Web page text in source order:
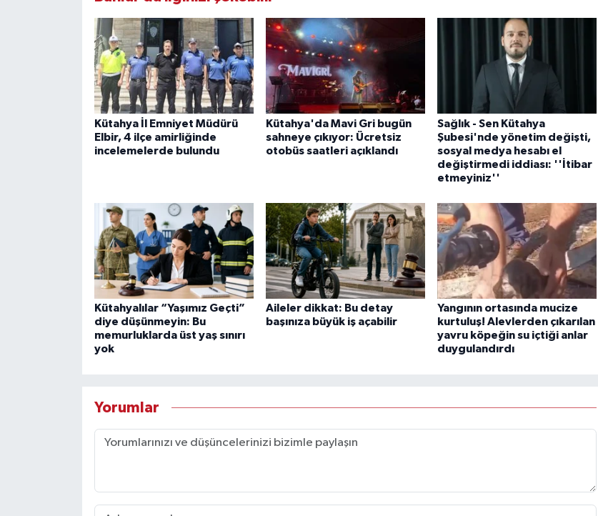
Kütahya İl Emniyet Müdürü
Elbir, 4 ilçe amirliğinde
incelemelerde bulundu
Kütahya'da Mavi Gri bugün
sahneye çıkıyor: Ücretsiz
otobüs saatleri açıklandı
Sağlık - Sen Kütahya
Şubesi'nde yönetim değişti,
sosyal medya hesabı el
değiştirmedi iddiası: ''İtibar
etmeyiniz''
Kütahyalılar “Yaşımız Geçti”
diye düşünmeyin: Bu
memurluklarda üst yaş sınırı
yok
Aileler dikkat: Bu detay
başınıza büyük iş açabilir
Yangının ortasında mucize
kurtuluş! Alevlerden çıkarılan
yavru köpeğin su içtiği anlar
duygulandırdı
Yorumlar